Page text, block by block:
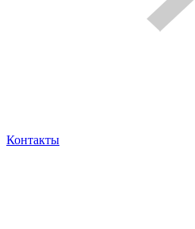
Контакты